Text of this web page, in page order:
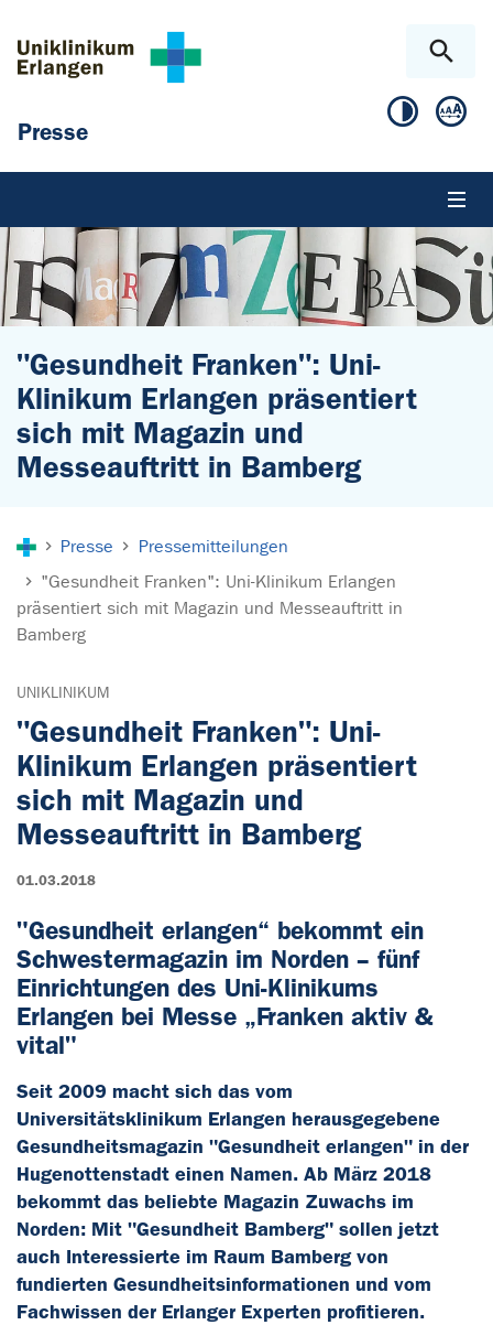
Presse
"Gesundheit Franken": Uni-
Klinikum Erlangen präsentiert
sich mit Magazin und
Messeauftritt in Bamberg
Presse
Pressemitteilungen
"Gesundheit Franken": Uni-Klinikum Erlangen
präsentiert sich mit Magazin und Messeauftritt in
Bamberg
UNIKLINIKUM
"Gesundheit Franken": Uni-
Klinikum Erlangen präsentiert
sich mit Magazin und
Messeauftritt in Bamberg
01.03.2018
"Gesundheit erlangen“ bekommt ein
Schwestermagazin im Norden – fünf
Einrichtungen des Uni-Klinikums
Erlangen bei Messe „Franken aktiv &
vital"
Seit 2009 macht sich das vom
Universitätsklinikum Erlangen herausgegebene
Gesundheitsmagazin "Gesundheit erlangen" in der
Hugenottenstadt einen Namen. Ab März 2018
bekommt das beliebte Magazin Zuwachs im
Norden: Mit "Gesundheit Bamberg" sollen jetzt
auch Interessierte im Raum Bamberg von
fundierten Gesundheitsinformationen und vom
Fachwissen der Erlanger Experten profitieren.